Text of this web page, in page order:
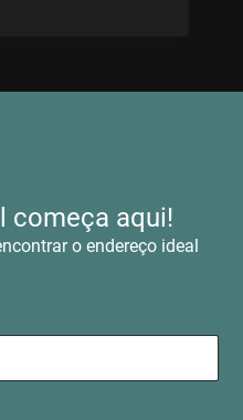
começa aqui!
o endereço ideal